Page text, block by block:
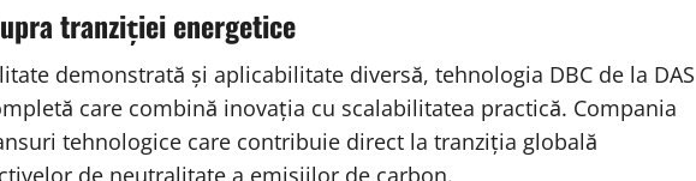
tranziției energetice
demonstrată și aplicabilitate diversă, tehnologia DBC de la DAS
care combină inovația cu scalabilitatea practică. Compania
tehnologice care contribuie direct la tranziția globală
de neutralitate a emisiilor de carbon.